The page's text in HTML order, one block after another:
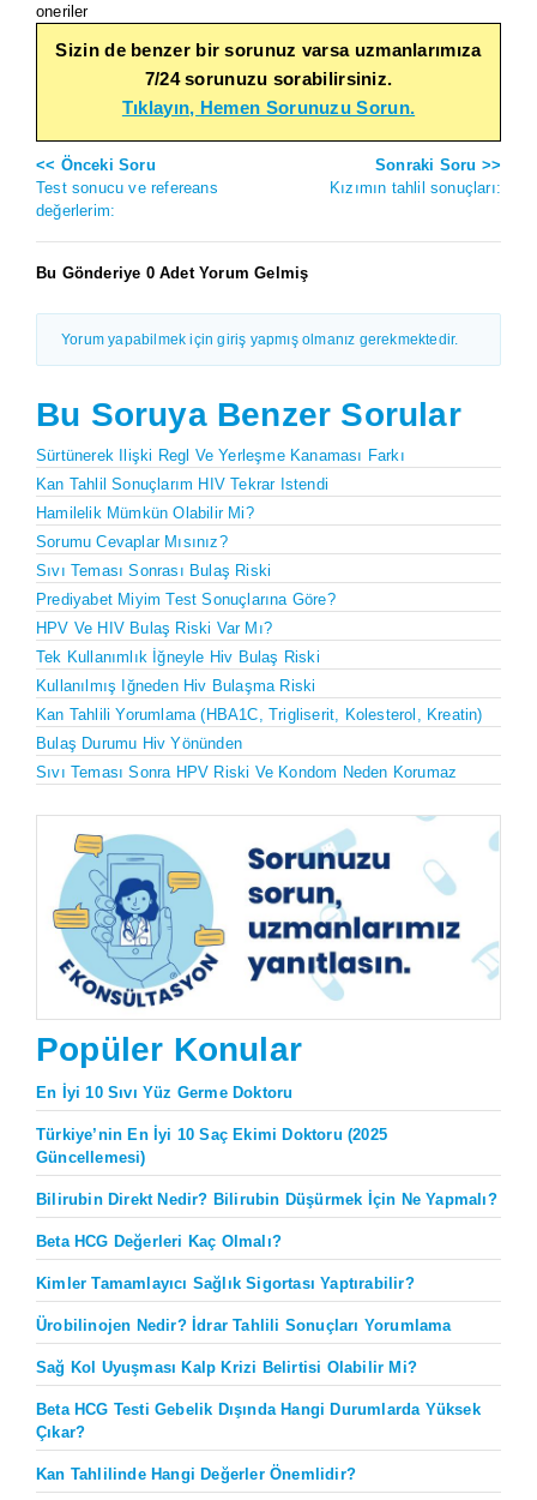
oneriler
Sizin de benzer bir sorunuz varsa uzmanlarımıza
7/24 sorunuzu sorabilirsiniz.
Tıklayın, Hemen Sorunuzu Sorun.
<< Önceki Soru
Test sonucu ve refereans
değerlerim:
Sonraki Soru >>
Kızımın tahlil sonuçları:
Bu Gönderiye 0 Adet Yorum Gelmiş
Yorum yapabilmek için giriş yapmış olmanız gerekmektedir.
Bu Soruya Benzer Sorular
Sürtünerek Ilişki Regl Ve Yerleşme Kanaması Farkı
Kan Tahlil Sonuçlarım HIV Tekrar Istendi
Hamilelik Mümkün Olabilir Mi?
Sorumu Cevaplar Mısınız?
Sıvı Teması Sonrası Bulaş Riski
Prediyabet Miyim Test Sonuçlarına Göre?
HPV Ve HIV Bulaş Riski Var Mı?
Tek Kullanımlık İğneyle Hiv Bulaş Riski
Kullanılmış Iğneden Hiv Bulaşma Riski
Kan Tahlili Yorumlama (HBA1C, Trigliserit, Kolesterol, Kreatin)
Bulaş Durumu Hiv Yönünden
Sıvı Teması Sonra HPV Riski Ve Kondom Neden Korumaz
Popüler Konular
En İyi 10 Sıvı Yüz Germe Doktoru
Türkiye’nin En İyi 10 Saç Ekimi Doktoru (2025
Güncellemesi)
Bilirubin Direkt Nedir? Bilirubin Düşürmek İçin Ne Yapmalı?
Beta HCG Değerleri Kaç Olmalı?
Kimler Tamamlayıcı Sağlık Sigortası Yaptırabilir?
Ürobilinojen Nedir? İdrar Tahlili Sonuçları Yorumlama
Sağ Kol Uyuşması Kalp Krizi Belirtisi Olabilir Mi?
Beta HCG Testi Gebelik Dışında Hangi Durumlarda Yüksek
Çıkar?
Kan Tahlilinde Hangi Değerler Önemlidir?